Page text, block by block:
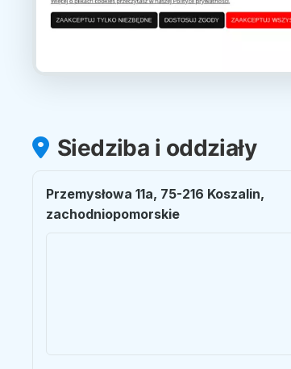
Siedziba i oddziały
Przemysłowa 11a, 75-216 Koszalin,
zachodniopomorskie